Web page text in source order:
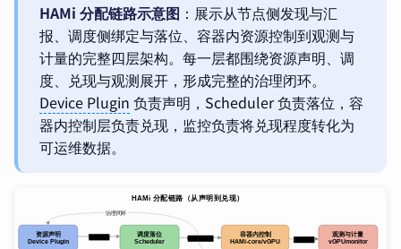
HAMi 分配链路示意图 ：展示从节点侧发现与汇
报、调度侧绑定与落位、容器内资源控制到观测与
计量的完整四层架构。每一层都围绕资源声明、调
度、兑现与观测展开，形成完整的治理闭环。
Device Plugin 负责声明，Scheduler 负责落位，容
器内控制层负责兑现，监控负责将兑现程度转化为
可运维数据。